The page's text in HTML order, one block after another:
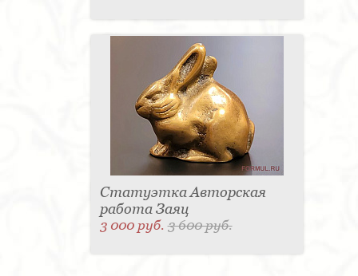
Статуэтка Авторская
работа Заяц
3 000 руб.3 600 руб.